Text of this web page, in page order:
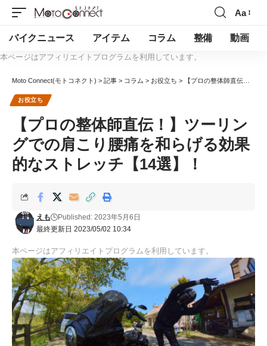
Aa
バイクニュース アイテム コラム 整備 動画
本ページはアフィリエイトプログラムを利用しています。
Moto Connect(モトコネクト) > 記事 > コラム > お役立ち > 【プロの整体師直伝！】ツーリングでの肩こり腰痛を和らげる効果的なストレッチ【14選】！
お役立ち
【プロの整体師直伝！】ツーリン
グでの肩こり腰痛を和らげる効果
的なストレッチ【14選】！
最終更新日 2023/05/02 10:34
えも Published: 2023年5月6日
本ページはアフィリエイトプログラムを利用しています。